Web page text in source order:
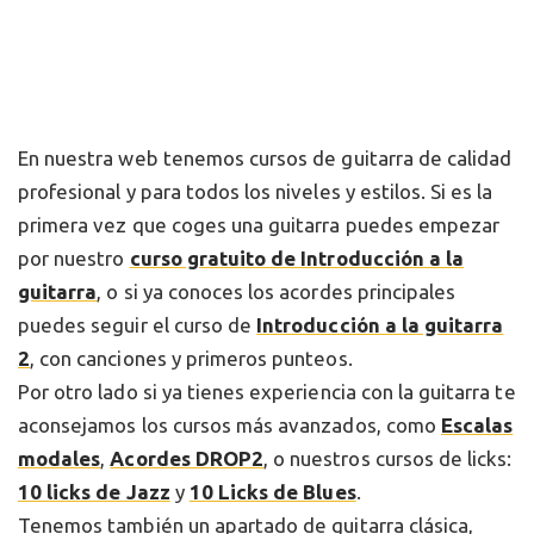
En nuestra web tenemos cursos de guitarra de calidad
profesional y para todos los niveles y estilos. Si es la
primera vez que coges una guitarra puedes empezar
por nuestro curso gratuito de Introducción a la
guitarra, o si ya conoces los acordes principales
puedes seguir el curso de Introducción a la guitarra
2, con canciones y primeros punteos.
Por otro lado si ya tienes experiencia con la guitarra te
aconsejamos los cursos más avanzados, como Escalas
modales,Acordes DROP2, o nuestros cursos de licks:
10 licks de Jazz y 10 Licks de Blues.
Tenemos también un apartado de guitarra clásica,